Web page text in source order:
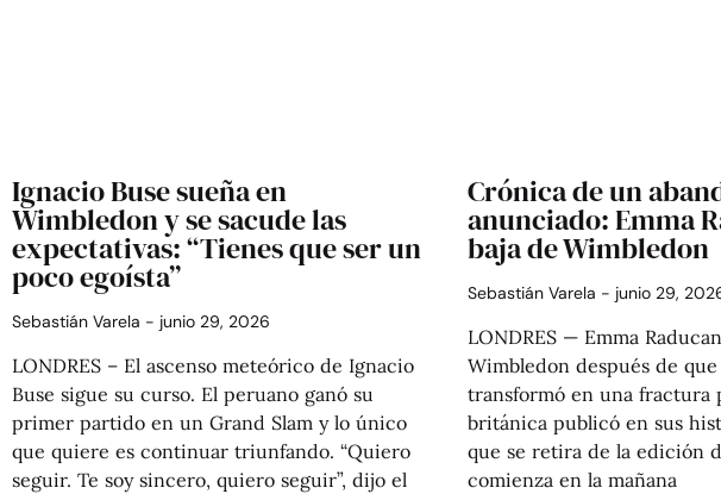
Ignacio Buse sueña en
Wimbledon y se sacude las
expectativas: “Tienes que ser un
poco egoísta”
Sebastián Varela junio 29, 2026
LONDRES – El ascenso meteórico de Ignacio
Buse sigue su curso. El peruano ganó su
primer partido en un Grand Slam y lo único
que quiere es continuar triunfando. “Quiero
seguir. Te soy sincero, quiero seguir”, dijo el
Crónica de un
anunciado: Emma
baja de Wimbledon
Sebastián Varela junio 29,
LONDRES — Emma
Wimbledon después de que
transformó en una fractura
británica publicó en sus
que se retira de la edición
comienza en la mañana